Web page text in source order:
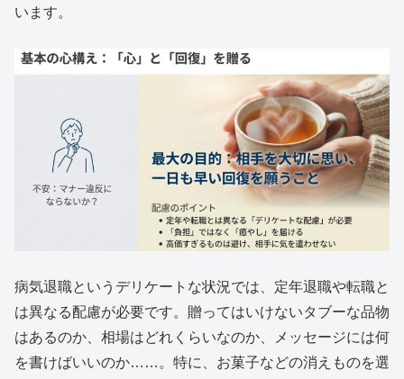
います。
病気退職というデリケートな状況では、定年退職や転職と
は異なる配慮が必要です。贈ってはいけないタブーな品物
はあるのか、相場はどれくらいなのか、メッセージには何
を書けばいいのか……。特に、お菓子などの消えものを選